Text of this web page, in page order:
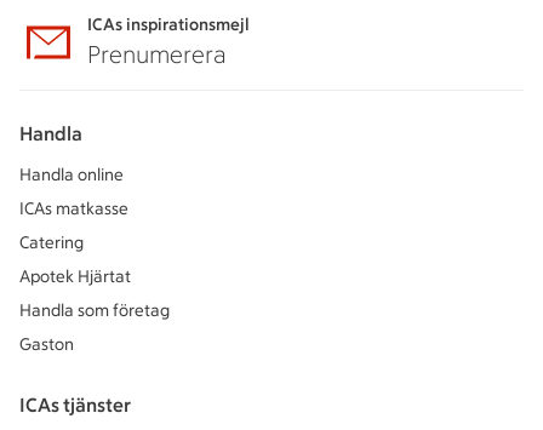
ICAs inspirationsmejl
Prenumerera
Handla
Handla online
ICAs matkasse
Catering
Apotek Hjärtat
Handla som företag
Gaston
ICAs tjänster